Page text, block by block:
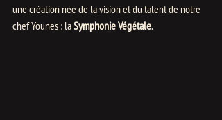
une création née de la vision et du talent de notre
chef Younes : la Symphonie Végétale.